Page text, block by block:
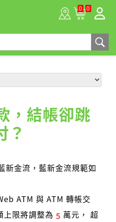
0 0
，結帳卻跳
？
新金流，藍新金流規範如
ATM 與 ATM 轉帳交
上限將調整為 5 萬元， 超